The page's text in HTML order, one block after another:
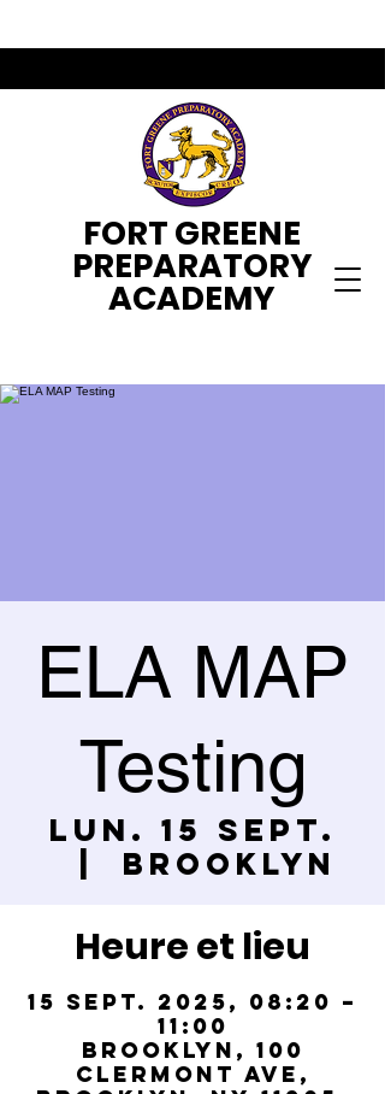
FORT GREENE
PREPARATORY
ACADEMY
ELA MAP
Testing
lun. 15 sept.
Brooklyn
Heure et lieu
15 sept. 2025, 08:20 –
11:00
Brooklyn, 100
Clermont Ave,